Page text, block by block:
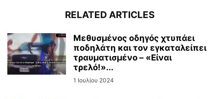
RELATED ARTICLES
Μεθυσμένος οδηγός χτυπάει
ποδηλάτη και τον εγκαταλείπει
τραυματισμένο – «Είναι
τρελό!»...
1 Ιουλίου 2024